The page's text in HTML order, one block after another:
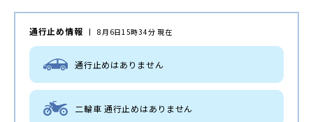
通行止め情報 8月6日15時34分 現在
通行止めはありません
二輪車 通行止めはありません